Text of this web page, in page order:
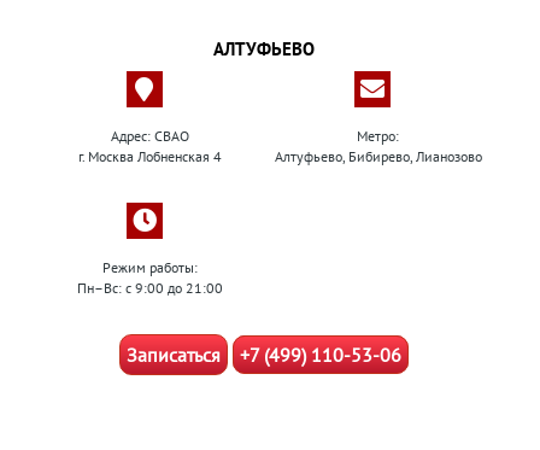
АЛТУФЬЕВО
Адрес: СВАО
г. Москва Лобненская 4
Метро:
Алтуфьево, Бибирево, Лианозово
Режим работы:
Пн–Вс: с 9:00 до 21:00
Записаться +7 (499) 110-53-06